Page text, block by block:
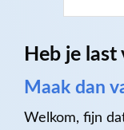
Heb je last
Maak dan
Welkom, fijn